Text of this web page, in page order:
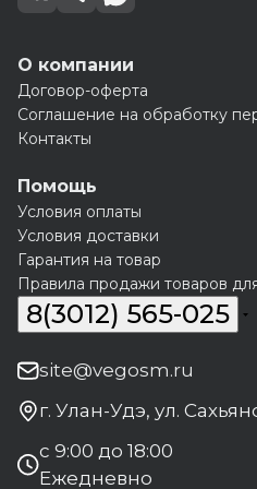
О компании
Договор-оферта
Соглашение на обработку
Контакты
Помощь
Условия оплаты
Условия доставки
Гарантия на товар
Правила продажи товаров
8(3012) 565-025
site@vegosm.ru
г. Улан-Удэ, ул.
с 9:00 до 18:00
Ежедневно